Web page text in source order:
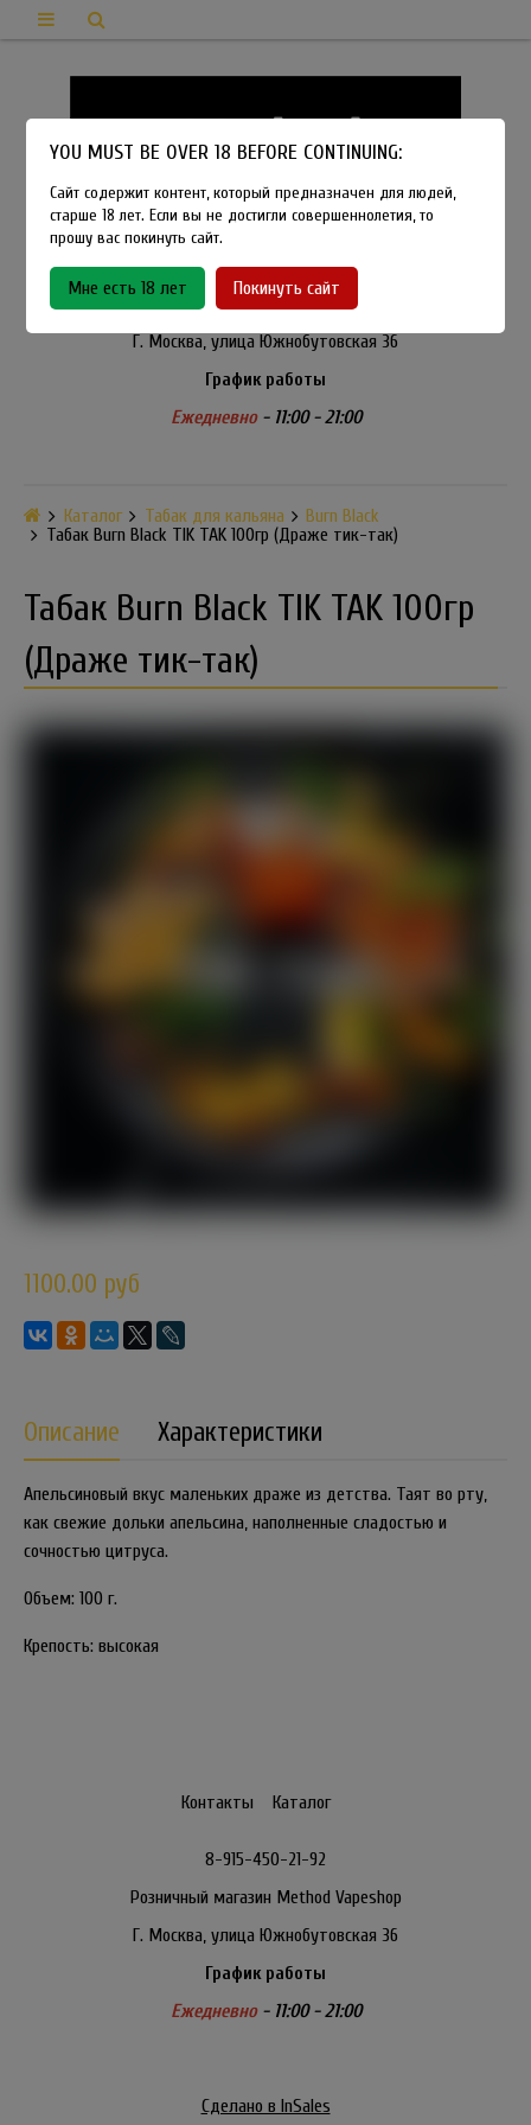
8-915-450-21-92
Розничный магазин Method Vapeshop
Г. Москва, улица Южнобутовская 36
График работы
Ежедневно- 11:00 - 21:00
Каталог Табак для кальяна
Burn Black
Табак Burn Black TIK TAK 100гр (Драже тик-так)
Табак Burn Black TIK TAK 100гр
(Драже тик-так)
1100.00 руб
Описание Характеристики
Апельсиновый вкус маленьких драже из детства. Таят во рту,
как свежие дольки апельсина, наполненные сладостью и
сочностью цитруса.
Объем: 100 г.
Крепость: высокая
Контакты Каталог
8-915-450-21-92
Розничный магазин Method Vapeshop
Г. Москва, улица Южнобутовская 36
График работы
Ежедневно- 11:00 - 21:00
Сделано в InSales
YOU MUST BE OVER 18 BEFORE CONTINUING:
Сайт содержит контент, который предназначен для людей,
старше 18 лет. Если вы не достигли совершеннолетия, то
прошу вас покинуть сайт.
Мне есть 18 лет Покинуть сайт